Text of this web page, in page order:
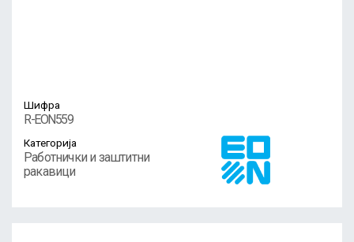
Шифра
R-EON559
Категорија
Работнички и заштитни
ракавици